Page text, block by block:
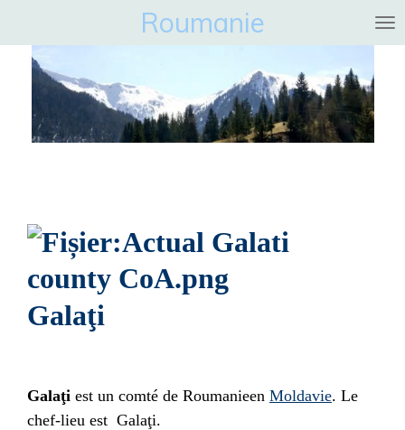
naar
hoofdinhoud
Roumanie
Galaţi
Galaţi est un comté de Roumanieen Moldavie. Le
chef-lieu est Galaţi.